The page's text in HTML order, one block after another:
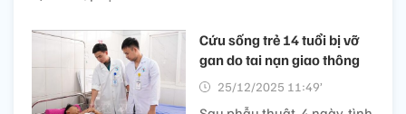
Cứu sống trẻ 14 tuổi bị vỡ
gan do tai nạn giao thông
25/12/2025 11:49’